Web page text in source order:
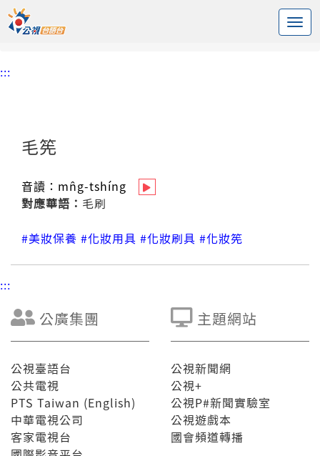
中央內容區塊
頭頁
:::
毛筅
音讀： mn̂g-tshíng
對應華語： 毛刷
#美妝保養 #化妝用具 #化妝刷具 #化妝筅
:::
公廣集團
公視臺語台
公共電視
PTS Taiwan (English)
中華電視公司
客家電視台
主題網站
公視新聞網
公視+
公視P#新聞實驗室
公視遊戲本
國會頻道轉播